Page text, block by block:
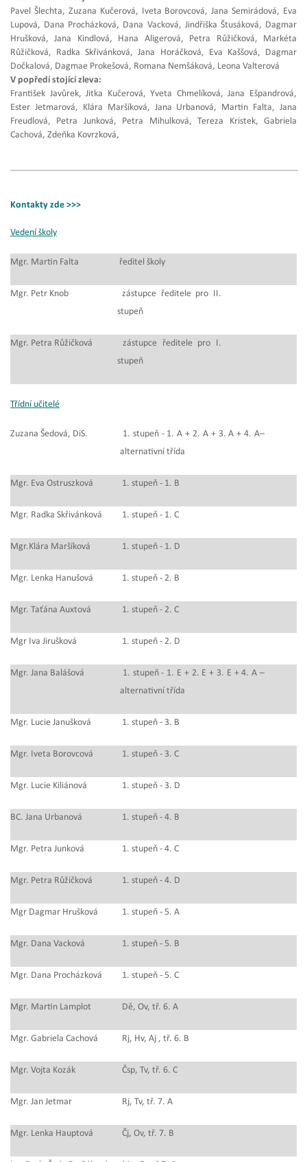
Pavel Šlechta, Zuzana Kučerová, Iveta Borovcová, Jana Semirádová, Eva
Lupová, Dana Procházková, Dana Vacková, Jindřiška Štusáková, Dagmar
Hrušková, Jana Kindlová, Hana Aligerová, Petra Růžičková, Markéta
Růžičková, Radka Skřivánková, Jana Horáčková, Eva Kaššová, Dagmar
Dočkalová, Dagmae Prokešová, Romana Nemšáková, Leona Valterová
V popředí stojící zleva:
František Javůrek, Jitka Kučerová,Yveta Chmelíková, Jana Ešpandrová,
Ester Jetmarová, Klára Maršíková, Jana Urbanová, Martin Falta, Jana
Freudlová, Petra Junková, Petra Mihulková, Tereza Kristek, Gabriela
Cachová, Zdeňka Kovrzková,
Kontakty zde >>>
Vedení školy
Mgr. Martin Falta ředitel školy
Mgr. Petr Knob
zástupce ředitele pro II.
stupeň
Mgr. Petra Růžičková
zástupce ředitele pro I.
stupeň
Třídní učitelé
Zuzana Šedová, DiS.
1. stupeň - 1. A + 2. A + 3. A + 4. A–
alternativní třída
Mgr. Eva Ostruszková 1. stupeň - 1. B
Mgr. Radka Skřivánková 1. stupeň - 1. C
Mgr.Klára Maršíková 1. stupeň - 1. D
Mgr. Lenka Hanušová 1. stupeň - 2. B
Mgr. Taťána Auxtová 1. stupeň - 2. C
Mgr Iva Jirušková 1. stupeň - 2. D
Mgr. Jana Balášová
1. stupeň - 1. E + 2. E + 3. E + 4. A –
alternativní třída
Mgr. Lucie Janušková 1. stupeň - 3. B
Mgr. Iveta Borovcová 1. stupeň - 3. C
Mgr. Lucie Kiliánová 1. stupeň - 3. D
BC. Jana Urbanová 1. stupeň - 4. B
Mgr. Petra Junková 1. stupeň - 4. C
Mgr. Petra Růžičková 1. stupeň - 4. D
Mgr Dagmar Hrušková 1. stupeň - 5. A
Mgr. Dana Vacková 1. stupeň - 5. B
Mgr. Dana Procházková 1. stupeň - 5. C
Mgr. Martin Lamplot Dě, Ov, tř. 6. A
Mgr. Gabriela Cachová Rj, Hv, Aj , tř. 6. B
Mgr. Vojta Kozák Čsp, Tv, tř. 6. C
Mgr. Jan Jetmar Rj, Tv, tř. 7. A
Mgr. Lenka Hauptová Čj, Ov, tř. 7. B